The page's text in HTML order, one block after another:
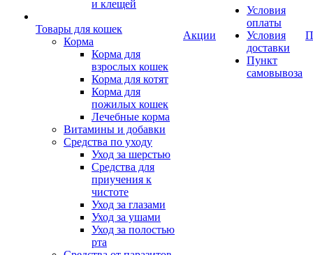
и клещей
Товары для кошек
Корма
Корма для
взрослых кошек
Корма для котят
Корма для
пожилых кошек
Лечебные корма
Витамины и добавки
Средства по уходу
Уход за шерстью
Средства для
приучения к
чистоте
Уход за глазами
Уход за ушами
Уход за полостью
рта
Акции
Условия
оплаты
Условия
доставки
Пункт
самовывоза